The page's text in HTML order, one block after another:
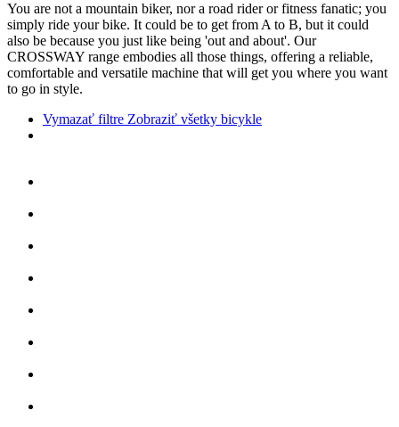
You are not a mountain biker, nor a road rider or fitness fanatic; you
simply ride your bike. It could be to get from A to B, but it could
also be because you just like being 'out and about'. Our
CROSSWAY range embodies all those things, offering a reliable,
comfortable and versatile machine that will get you where you want
to go in style.
Vymazať filtre Zobraziť všetky bicykle